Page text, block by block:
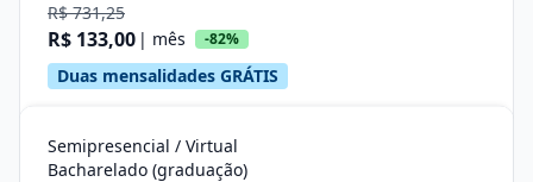
R$ 731,25
R$ 133,00 | mês -82%
Duas mensalidades GRÁTIS
Semipresencial / Virtual
Bacharelado (graduação)